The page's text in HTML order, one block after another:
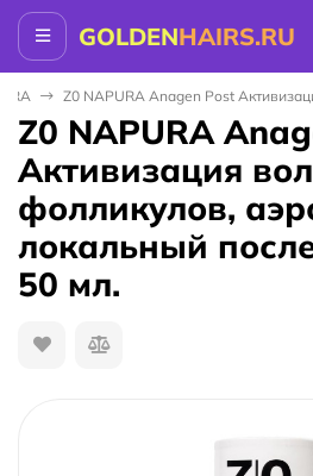
GOLDENHAIRS.RU
Z0 NAPURA Anagen Post
Z0 NAPURA
Активизация
фолликулов,
локальный
50 мл.